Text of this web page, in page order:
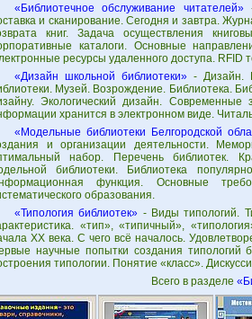
«Библиотечное обслуживание читателей»-
и сканирование. Сегодня и завтра.
книг. Задача осуществления
каталоги. Основные
ресурсы удаленного доступа. RFID
«Дизайн школьной библиотеки»- Дизайн.
Музей. Возрождение. Библиотека.
Экологический дизайн.
хранится в электронном виде.
«Модельные библиотеки Белгородской
и организации деятельности.
набор. Перечень библиотек.
библиотеки. Библиотека
функция. Основные
образования.
«Типология библиотек» - Виды типологий.
«тип», «типичный»,
ХХ века. С чего всё началось.
научные попытки создания типологий
типологии. Понятие «класс».
Всего в разделе